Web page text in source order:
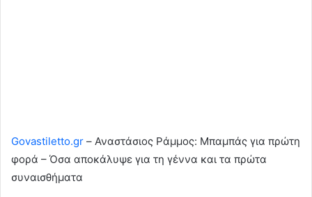
Govastiletto.gr – Αναστάσιος Ράμμος: Μπαμπάς για πρώτη
φορά – Όσα αποκάλυψε για τη γέννα και τα πρώτα
συναισθήματα